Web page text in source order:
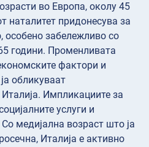
во Европа, околу 45
наталитет придонесува за
особено забележливо со
години. Променливата
фактори и
обликуваат
Импликациите за
услуги и
медијална возраст што ја
Италија е активно